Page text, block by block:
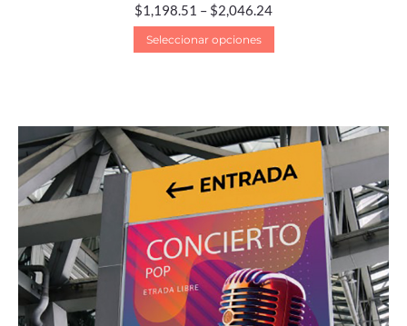
$1,198.51 – $2,046.24
Seleccionar opciones